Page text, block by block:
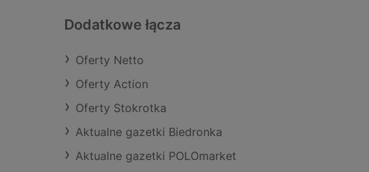
Dodatkowe łącza
Oferty Netto
Oferty Action
Oferty Stokrotka
Aktualne gazetki Biedronka
Aktualne gazetki POLOmarket